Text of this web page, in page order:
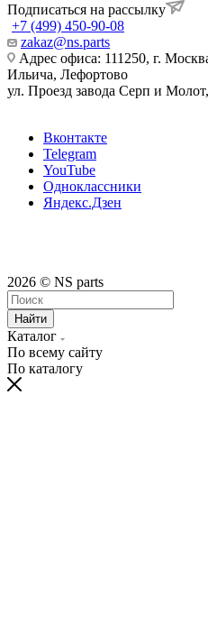
Подписаться на рассылку
+7 (499) 450-90-08
zakaz@ns.parts
Адрес офиса: 111250, г.
Ильича, Лефортово
ул. Проезд завода Серп и
Вконтакте
Telegram
YouTube
Одноклассники
Яндекс.Дзен
2026 © NS parts
Найти
Каталог
По всему сайту
По каталогу